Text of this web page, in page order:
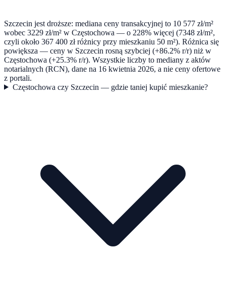
Szczecin jest droższe: mediana ceny transakcyjnej to 10 577 zł/m²
wobec 3229 zł/m² w Częstochowa — o 228% więcej (7348 zł/m²,
czyli około 367 400 zł różnicy przy mieszkaniu 50 m²). Różnica się
powiększa — ceny w Szczecin rosną szybciej (+86.2% r/r) niż w
Częstochowa (+25.3% r/r). Wszystkie liczby to mediany z aktów
notarialnych (RCN), dane na 16 kwietnia 2026, a nie ceny ofertowe
z portali.
Częstochowa czy Szczecin — gdzie taniej kupić mieszkanie?